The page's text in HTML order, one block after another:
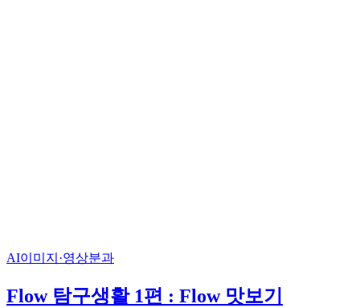
AI이미지·영상분과
Flow 탐구생활 1편 : Flow 맛보기